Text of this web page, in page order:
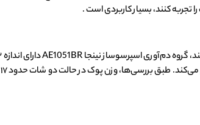
تجربه کنند، بسیار کاربردی است .